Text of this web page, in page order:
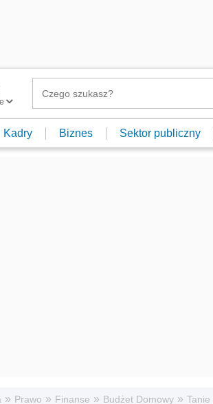
Kadry Biznes Sektor publiczny
» Prawo » Finanse » Budżet Domowy » Tanie